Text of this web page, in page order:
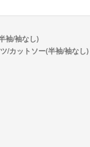
袖/袖なし)
/カットソー(半袖/袖なし)